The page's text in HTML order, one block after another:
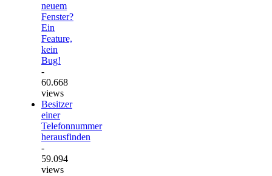
neuem
Fenster?
Ein
Feature,
kein
Bug!
-
60.668
views
Besitzer
einer
Telefonnummer
herausfinden
-
59.094
views